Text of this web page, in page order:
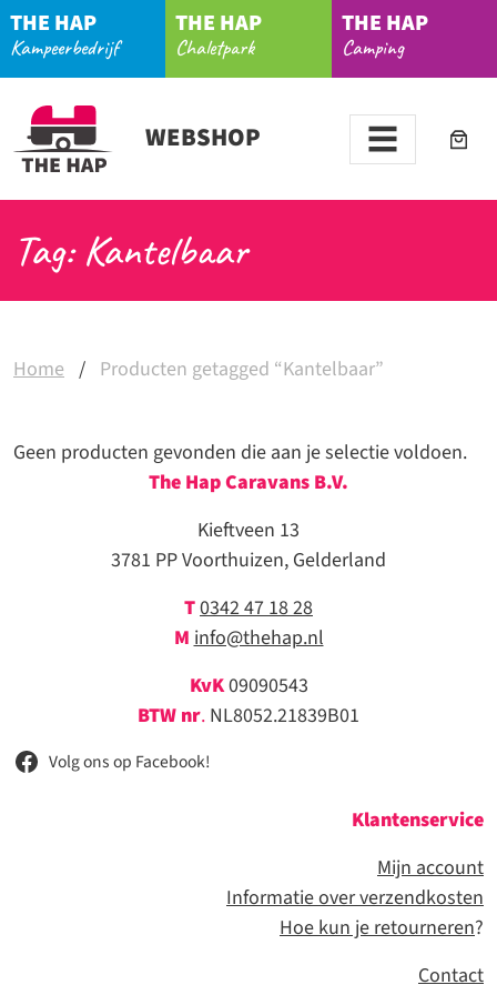
THE HAP
Kampeerbedrijf
THE HAP
Chaletpark
THE HAP
Camping
WEBSHOP
Tag: Kantelbaar
Home / Producten getagged “Kantelbaar”
Geen producten gevonden die aan je selectie voldoen.
The Hap Caravans B.V.
Kieftveen 13
3781 PP Voorthuizen, Gelderland
T0342 47 18 28
M info@thehap.nl
KvK09090543
BTW nr. NL8052.21839B01
Volg ons op Facebook!
Klantenservice
Mijn account
Informatie over verzendkosten
Hoe kun je retourneren?
Contact